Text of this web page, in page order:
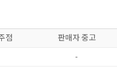
점 판매자 중고
-